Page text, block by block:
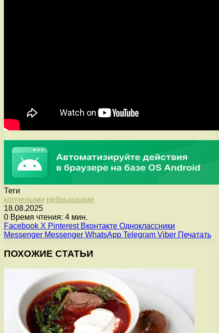
Теги
копчеными ребрышками
18.08.2025
0 Время чтения: 4 мин.
Facebook X Pinterest Вконтакте Одноклассники
Messenger Messenger WhatsApp Telegram Viber Печатать
ПОХОЖИЕ СТАТЬИ